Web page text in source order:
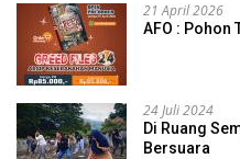
21 April 2026
AFO : Pohon
24 Juli 2024
Di Ruang
Bersuara